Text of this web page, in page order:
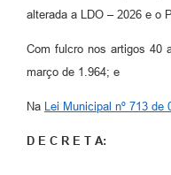
alterada a LDO – 2026 e o
Com fulcro nos artigos 40
março de 1.964; e
Na Lei Municipal nº 713 de
D E C R E T A: